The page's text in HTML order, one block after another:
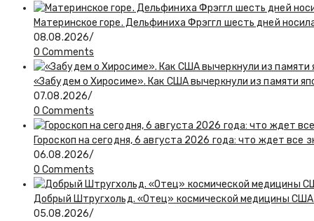
Материнское горе. Дельфиниха Фрэггл шесть дней
08.08.2026/
0 Comments
«Забудем о Хиросиме». Как США вычеркнули из памяти
07.08.2026/
0 Comments
Гороскоп на сегодня, 6 августа 2026 года: что ждет все
06.08.2026/
0 Comments
Добрый Штругхольд. «Отец» космической медицины
05.08.2026/